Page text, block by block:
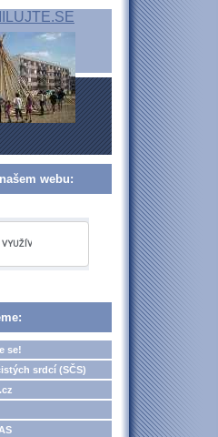
webu:
se!
srdcí (SČS)